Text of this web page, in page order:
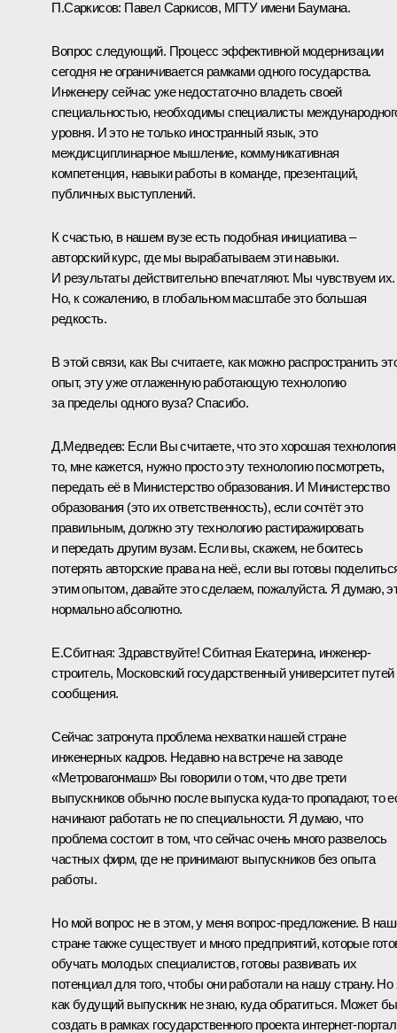
П.Саркисов: Павел Саркисов, МГТУ имени Баумана.
Вопрос следующий. Процесс эффективной модернизации
сегодня не ограничивается рамками одного государства.
Инженеру сейчас уже недостаточно владеть своей
специальностью, необходимы специалисты
уровня. И это не только иностранный язык, это
междисциплинарное мышление, коммуникативная
компетенция, навыки работы в команде, презентаций,
публичных выступлений.
К счастью, в нашем вузе есть подобная инициатива –
авторский курс, где мы вырабатываем эти навыки.
И результаты действительно впечатляют. Мы чувствуем их.
Но, к сожалению, в глобальном масштабе это большая
редкость.
В этой связи, как Вы считаете, как можно распространить
опыт, эту уже отлаженную работающую технологию
за пределы одного вуза? Спасибо.
Д.Медведев: Если Вы считаете, что это хорошая
то, мне кажется, нужно просто эту технологию посмотреть,
передать её в Министерство образования. И Министерство
образования (это их ответственность), если сочтёт это
правильным, должно эту технологию растиражировать
и передать другим вузам. Если вы, скажем, не боитесь
потерять авторские права на неё, если вы готовы
этим опытом, давайте это сделаем, пожалуйста. Я думаю,
нормально абсолютно.
Е.Сбитная: Здравствуйте! Сбитная Екатерина, инженер-
строитель, Московский государственный университет путей
сообщения.
Сейчас затронута проблема нехватки нашей стране
инженерных кадров. Недавно навстречена заводе
«Метровагонмаш» Вы говорили о том, что две трети
выпускников обычно после выпуска куда‑то пропадают, то
начинают работать не по специальности. Я думаю, что
проблема состоит в том, что сейчас очень много развелось
частных фирм, где не принимают выпускников без опыта
работы.
Но мой вопрос не в этом, у меня вопрос-предложение. В
стране также существует и много предприятий, которые
обучать молодых специалистов, готовы развивать их
потенциал для того, чтобы они работали на нашу страну. Но
как будущий выпускник не знаю, куда обратиться. Может
создать в рамках государственного проекта интернет-портал